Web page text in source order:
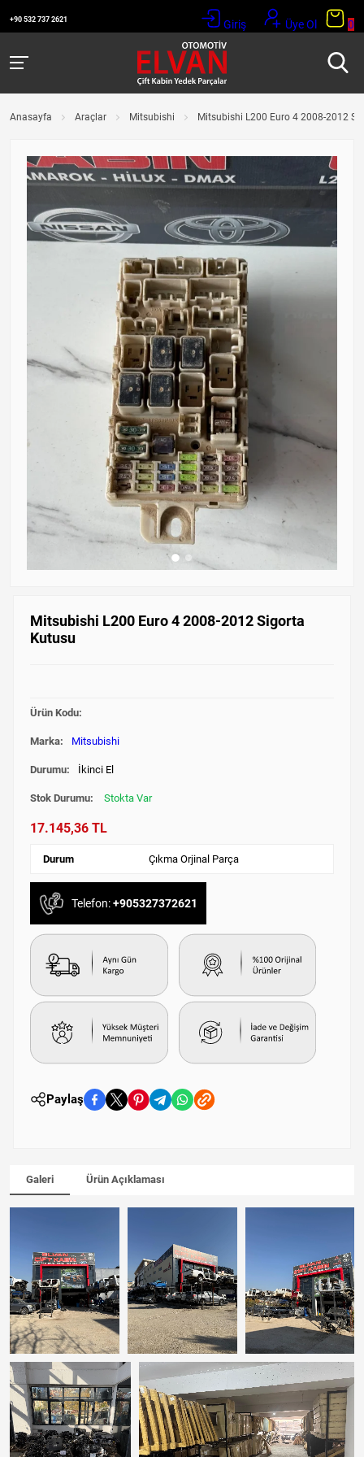
+90 532 737 2621 Giriş Üye Ol 0
Anasayfa Araçlar Mitsubishi Mitsubishi L200 Euro 4 2008-2012
Mitsubishi L200 Euro 4 2008-2012 Sigorta
Kutusu
Ürün Kodu:
Marka: Mitsubishi
Durumu: İkinci El
Stok Durumu: Stokta Var
17.145,36 TL
Durum Çıkma Orjinal Parça
Telefon:+905327372621
Paylaş
Galeri Ürün Açıklaması